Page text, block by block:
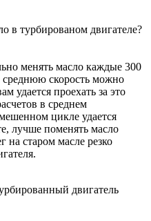
в турбированом двигателе?
менять масло каждые 300
среднюю скорость можно
удается проехать за это
в среднем
цикле удается
лучше поменять масло
на старом масле резко
двигатель